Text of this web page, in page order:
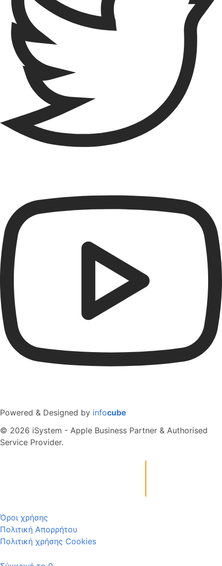
Powered & Designed by infocube
© 2026 iSystem - Apple Business Partner & Authorised
Service Provider.
Όροι χρήσης
Πολιτική Απορρήτου
Πολιτική χρήσης Cookies